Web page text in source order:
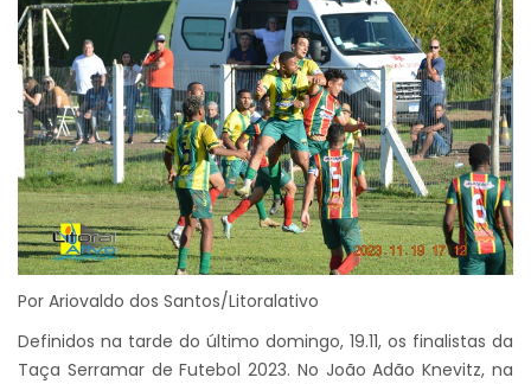
Por Ariovaldo dos Santos/Litoralativo
Definidos na tarde do último domingo, 19.11, os finalistas da
Taça Serramar de Futebol 2023. No João Adão Knevitz, na